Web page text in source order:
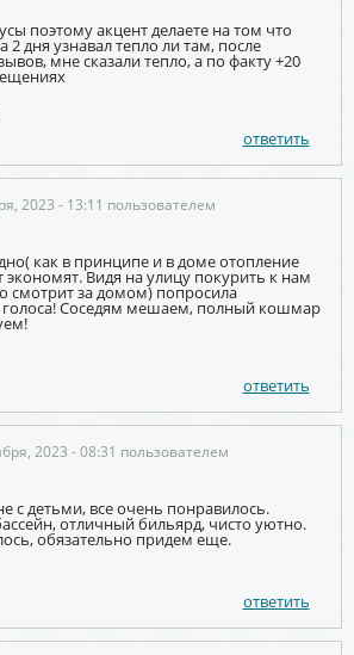
поэтому акцент делаете на том что
2 дня узнавал тепло ли там, после
мне сказали тепло, а по факту +20
ответить
2023 - 13:11 пользователем
как в принципе и в доме отопление
Видя на улицу покурить к нам
смотрит за домом) попросила
голоса! Соседям мешаем, полный кошмар
ответить
2023 - 08:31 пользователем
с детьми, все очень понравилось.
отличный бильярд, чисто уютно.
обязательно придем еще.
ответить